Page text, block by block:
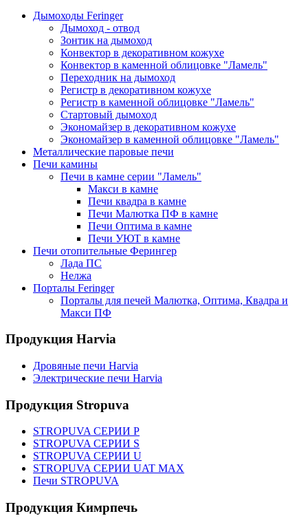
Дымоходы Feringer
Дымоход - отвод
Зонтик на дымоход
Конвектор в декоративном кожухе
Конвектор в каменной облицовке "Ламель"
Переходник на дымоход
Регистр в декоративном кожухе
Регистр в каменной облицовке "Ламель"
Стартовый дымоход
Экономайзер в декоративном кожухе
Экономайзер в каменной облицовке "Ламель"
Металлические паровые печи
Печи камины
Печи в камне серии "Ламель"
Макси в камне
Печи квадра в камне
Печи Малютка ПФ в камне
Печи Оптима в камне
Печи УЮТ в камне
Печи отопительные Ферингер
Лада ПС
Нелжа
Порталы Feringer
Порталы для печей Малютка, Оптима, Квадра и
Макси ПФ
Продукция Harvia
Дровяные печи Harvia
Электрические печи Harvia
Продукция Stropuva
STROPUVA СЕРИИ P
STROPUVA СЕРИИ S
STROPUVA СЕРИИ U
STROPUVA СЕРИИ UAT MAX
Печи STROPUVA
Продукция Кимрпечь